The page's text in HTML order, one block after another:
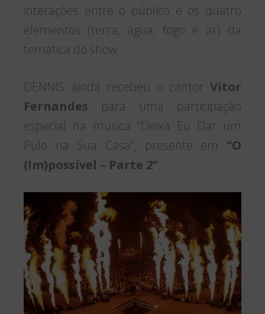
interações entre o público e os quatro
elementos (terra, água, fogo e ar) da
temática do show.
DENNIS ainda recebeu o cantor Vitor
Fernandes para uma participação
especial na música “Deixa Eu Dar um
Pulo na Sua Casa”, presente em “O
(Im)possível – Parte 2”.